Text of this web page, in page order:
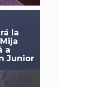
la
a
Junior